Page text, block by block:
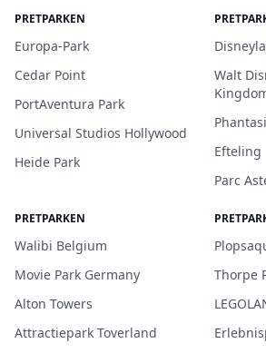
PRETPARKEN
Europa-Park
Cedar Point
PortAventura Park
Universal Studios Hollywood
Heide Park
Walt
Efteling
Parc
PRETPARKEN
Walibi Belgium
Movie Park Germany
Alton Towers
Attractiepark Toverland
Thorpe